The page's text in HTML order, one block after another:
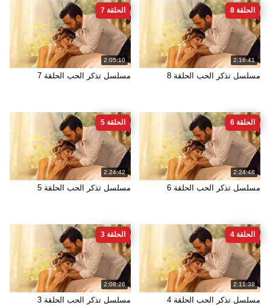
2:16:41
الحلقة 8
مسلسل تذكر الحب الحلقة 8
2:05:10
الحلقة 7
مسلسل تذكر الحب الحلقة 7
2:24:48
الحلقة 6
مسلسل تذكر الحب الحلقة 6
2:24:42
الحلقة 5
مسلسل تذكر الحب الحلقة 5
2:11:38
الحلقة 4
مسلسل تذكر الحب الحلقة 4
2:08:26
الحلقة 3
مسلسل تذكر الحب الحلقة 3